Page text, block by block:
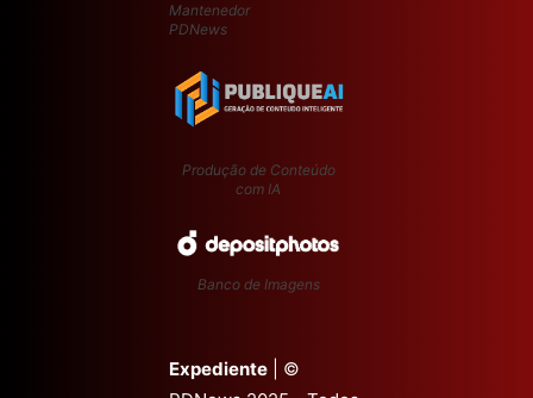
Mantenedor
PDNews
Produção de Conteúdo
com IA
Banco de Imagens
Expediente | ©